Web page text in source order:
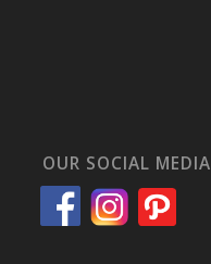
OUR SOCIAL MEDIA